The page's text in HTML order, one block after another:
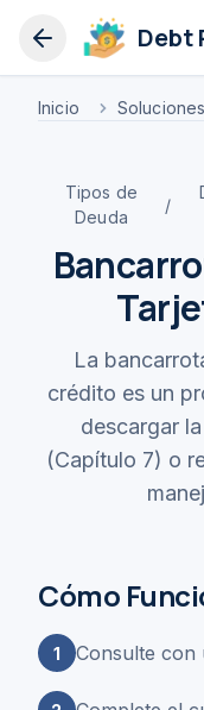
Debt
Inicio Soluciones
Tipos de
Deuda
/
La
crédito es un
descargar
(Capítulo 7) o
Cómo
1 Consulte con